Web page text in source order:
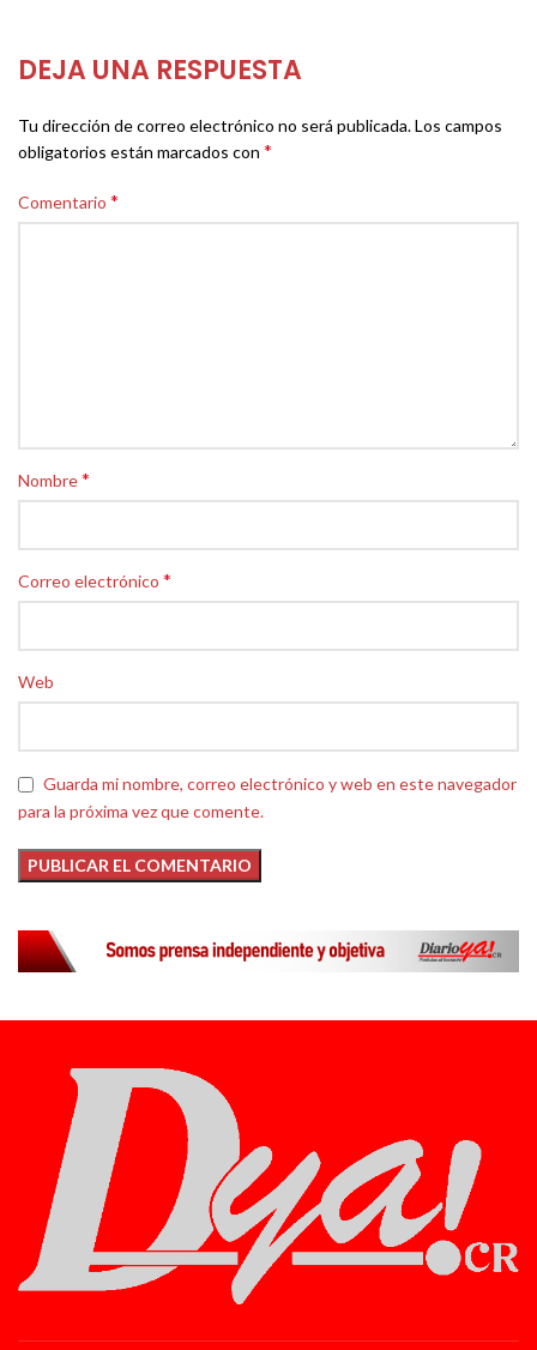
DEJA UNA RESPUESTA
Tu dirección de correo electrónico no será publicada.Los campos
obligatorios están marcados con *
Comentario *
Nombre*
Correo electrónico *
Web
Guarda mi nombre, correo electrónico y web en este navegador
para la próxima vez que comente.